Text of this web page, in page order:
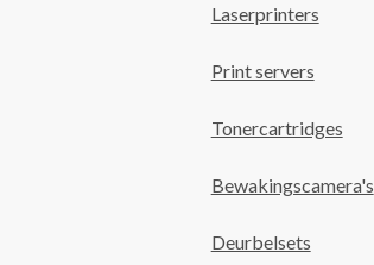
Laserprinters
Print servers
Tonercartridges
Bewakingscamera's
Deurbelsets